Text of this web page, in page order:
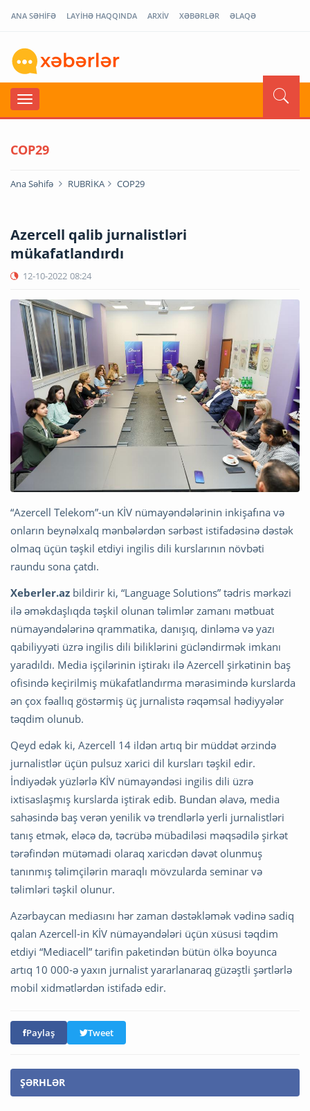
ANA SƏHİFƏ LAYİHƏ HAQQINDA ARXİV XƏBƏRLƏR ƏLAQƏ
COP29
Ana Səhifə RUBRİKA COP29
Azercell qalib jurnalistləri
mükafatlandırdı
12-10-2022 08:24
“Azercell Telekom”-un KİV nümayəndələrinin inkişafına və
onların beynəlxalq mənbələrdən sərbəst istifadəsinə dəstək
olmaq üçün təşkil etdiyi ingilis dili kurslarının növbəti
raundu sona çatdı.
Xeberler.az bildirir ki, “Language Solutions” tədris mərkəzi
ilə əməkdaşlıqda təşkil olunan təlimlər zamanı mətbuat
nümayəndələrinə qrammatika, danışıq, dinləmə və yazı
qabiliyyəti üzrə ingilis dili biliklərini gücləndirmək imkanı
yaradıldı. Media işçilərinin iştirakı ilə Azercell şirkətinin baş
ofisində keçirilmiş mükafatlandırma mərasimində kurslarda
ən çox fəallıq göstərmiş üç jurnalistə rəqəmsal hədiyyələr
təqdim olunub.
Qeyd edək ki, Azercell 14 ildən artıq bir müddət ərzində
jurnalistlər üçün pulsuz xarici dil kursları təşkil edir.
İndiyədək yüzlərlə KİV nümayəndəsi ingilis dili üzrə
ixtisaslaşmış kurslarda iştirak edib. Bundan əlavə, media
sahəsində baş verən yenilik və trendlərlə yerli jurnalistləri
tanış etmək, eləcə də, təcrübə mübadiləsi məqsədilə şirkət
tərəfindən mütəmadi olaraq xaricdən dəvət olunmuş
tanınmış təlimçilərin maraqlı mövzularda seminar və
təlimləri təşkil olunur.
Azərbaycan mediasını hər zaman dəstəkləmək vədinə sadiq
qalan Azercell-in KİV nümayəndələri üçün xüsusi təqdim
etdiyi “Mediacell” tarifin paketindən bütün ölkə boyunca
artıq 10 000-ə yaxın jurnalist yararlanaraq güzəştli şərtlərlə
mobil xidmətlərdən istifadə edir.
Paylaş Tweet
ŞƏRHLƏR